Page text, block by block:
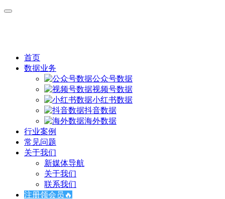
首页
数据业务
公众号数据
视频号数据
小红书数据
抖音数据
海外数据
行业案例
常见问题
关于我们
新媒体导航
关于我们
联系我们
注册领会员🔥